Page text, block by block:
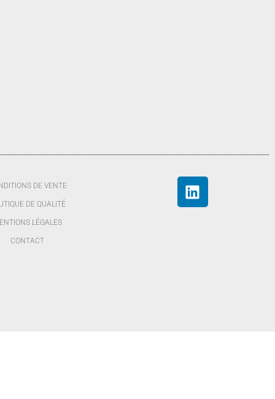
DE VENTE
DE QUALITÉ
LÉGALES
CONTACT